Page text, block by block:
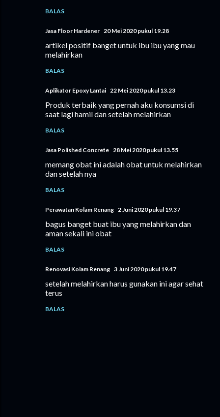
BALAS
Jasa Floor Hardener 20 Mei 2020 pukul 19.28
artikel positif banget untuk ibu ibu yang mau
melahirkan
BALAS
Aplikator Epoxy Lantai 22 Mei 2020 pukul 13.23
Produk terbaik yang pernah aku konsumsi di
saat lagi hamil dan setelah melahirkan
BALAS
Jasa Polished Concrete 28 Mei 2020 pukul 13.55
memang obat ini adalah obat untuk melahirkan
dan setelah nya
BALAS
Perawatan Kolam Renang 2 Juni 2020 pukul 19.37
bagus banget buat ibu yang melahirkan dan
aman sekali ini obat
BALAS
Renovasi Kolam Renang 3 Juni 2020 pukul 19.47
setelah melahirkan harus gunakan ini agar sehat
terus
BALAS